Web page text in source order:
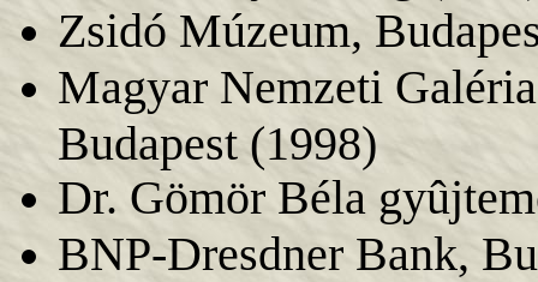
Zsidó Múzeum,
Magyar Nemzeti
Budapest (1998)
Dr. Gömör Béla
BNP-Dresdner Bank,